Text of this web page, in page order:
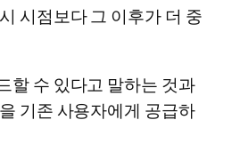
시점보다 그 이후가 더 중
할 수 있다고 말하는 것과
기존 사용자에게 공급하